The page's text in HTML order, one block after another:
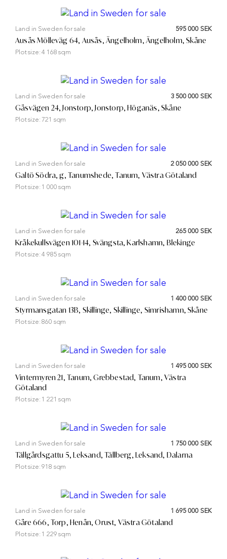
Land in Sweden for sale 595 000 SEK
Ausås Mölleväg 64, Ausås, Ängelholm, Ängelholm, Skåne
Plot size:4 168 sqm
Land in Sweden for sale 3 500 000 SEK
Gåsvägen 24, Jonstorp, Jonstorp, Höganäs, Skåne
Plot size: 721 sqm
Land in Sweden for sale 2 050 000 SEK
Galtö Södra, g, Tanumshede, Tanum, Västra Götaland
Plot size: 1 000 sqm
Land in Sweden for sale 265 000 SEK
Kråkekullsvägen 101-14, Svängsta, Karlshamn, Blekinge
Plot size:4 985 sqm
Land in Sweden for sale 1 400 000 SEK
Styrmansgatan 13B, Skillinge, Skillinge, Simrishamn, Skåne
Plot size:860 sqm
Land in Sweden for sale 1 495 000 SEK
Vintermyren 21, Tanum, Grebbestad, Tanum, Västra
Götaland
Plot size: 1 221 sqm
Land in Sweden for sale 1 750 000 SEK
Tällgårdsgattu 5, Leksand, Tällberg, Leksand, Dalarna
Plot size:918 sqm
Land in Sweden for sale 1 695 000 SEK
Gåre 666, Torp, Henån, Orust, Västra Götaland
Plot size: 1 229 sqm